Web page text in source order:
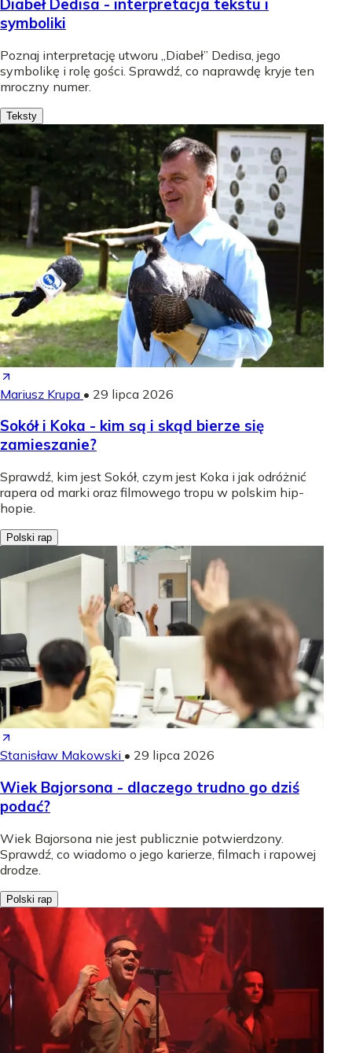
Diabeł Dedisa - interpretacja tekstu i
symboliki
Poznaj interpretację utworu „Diabeł” Dedisa, jego
symbolikę i rolę gości. Sprawdź, co naprawdę kryje ten
mroczny numer.
Teksty
Mariusz Krupa • 29 lipca 2026
Sokół i Koka - kim są i skąd bierze się
zamieszanie?
Sprawdź, kim jest Sokół, czym jest Koka i jak odróżnić
rapera od marki oraz filmowego tropu w polskim hip-
hopie.
Polski rap
Stanisław Makowski • 29 lipca 2026
Wiek Bajorsona - dlaczego trudno go dziś
podać?
Wiek Bajorsona nie jest publicznie potwierdzony.
Sprawdź, co wiadomo o jego karierze, filmach i rapowej
drodze.
Polski rap